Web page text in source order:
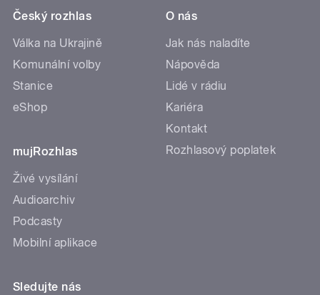
Český rozhlas
Válka na Ukrajině
Komunální volby
Stanice
eShop
mujRozhlas
Živé vysílání
Audioarchiv
Podcasty
Mobilní aplikace
O nás
Jak nás naladíte
Nápověda
Lidé v rádiu
Kariéra
Kontakt
Rozhlasový poplatek
Sledujte nás